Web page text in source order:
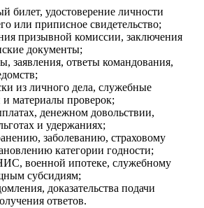
билет, удостоверение личности
или приписное свидетельство;
призывной комиссии, заключения
документы;
заявления, ответы командования,
из личного дела, служебные
и материалы проверок;
денежном довольствии,
и удержаниях;
заболеванию, страховому
категории годности;
военной ипотеке, служебному
субсидиям;
доказательства подачи
ответов.